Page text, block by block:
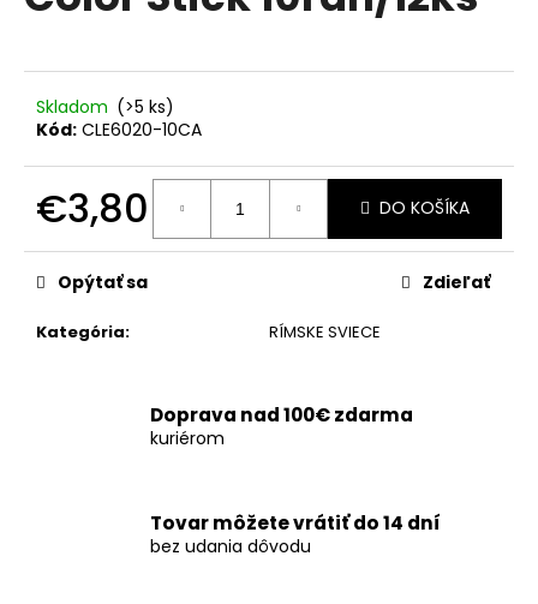
5
hviezdičiek.
Skladom (>5 ks)
Kód: CLE6020-10CA
€3,80
cena:
DO KOŠÍKA
Kategória: RÍMSKE SVIECE
Opýtať sa Zdieľať
Doprava nad 100€ zdarma
kuriérom
Tovar môžete vrátiť do 14 dní
bez udania dôvodu
j
s
ť
?